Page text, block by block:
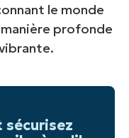
le monde
profonde
sécurisez